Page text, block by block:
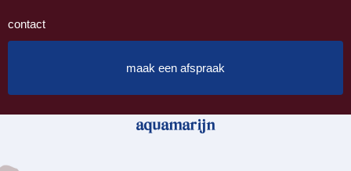
contact
maak een afspraak
aquamarijn